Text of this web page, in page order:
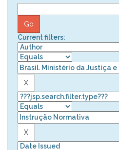
Current filters: